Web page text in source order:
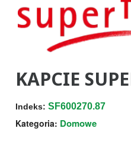
KAPCIE
Indeks: SF600270.87
Kategoria: Domowe